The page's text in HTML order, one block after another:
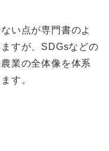
い点が専門書のよ
すが、SDGsなどの
業の全体像を体系
す。